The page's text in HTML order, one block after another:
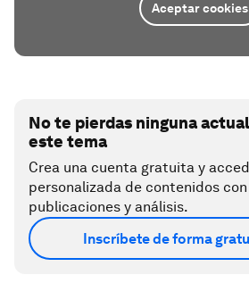
Aceptar cookies
No te pierdas ninguna
este tema
Crea una cuenta gratuita y
personalizada de contenidos
publicaciones y análisis.
Inscríbete de forma